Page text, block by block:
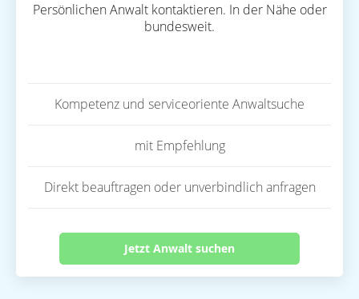
Persönlichen Anwalt kontaktieren. In der Nähe oder
bundesweit.
Kompetenz und serviceoriente Anwaltsuche
mit Empfehlung
Direkt beauftragen oder unverbindlich anfragen
Jetzt Anwalt suchen